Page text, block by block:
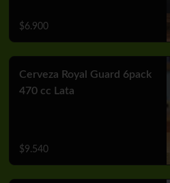
$6.900
Cerveza Royal Guard 6pack
470 cc Lata
$9.540